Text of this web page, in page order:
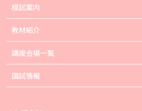
模試案内
教材紹介
講座会場一覧
国試情報